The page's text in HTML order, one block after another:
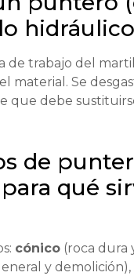
de trabajo del
material. Se
que debe
de
qué
cónico (roca dura
y demolición),